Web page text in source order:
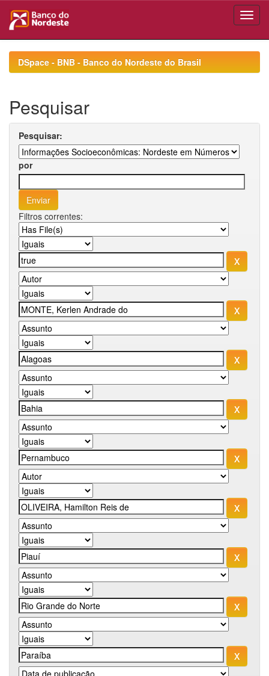
navigationDSpace - BNB - Banco do Nordeste do Brasil
Pesquisar
Pesquisar:
por
Filtros correntes: